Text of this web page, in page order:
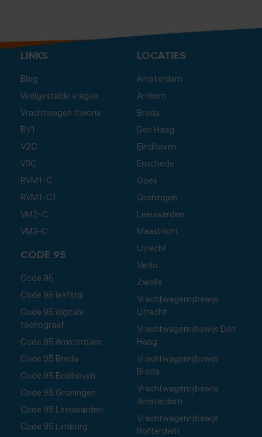
LINKS
Blog
Veelgestelde vragen
Vrachtwagen theorie
RV1
V2C
V3C
RVM1-C
RVM1-C1
VM2-C
VM3-C
CODE 95
Code 95
Code 95 leefstijl
Code 95 digitale
tachograaf
Code 95 Amsterdam
Code 95 Breda
Code 95 Eindhoven
Code 95 Groningen
Code 95 Leeuwarden
Code 95 Limburg
LOCATIES
Amsterdam
Arnhem
Breda
Den Haag
Eindhoven
Enschede
Goes
Groningen
Leeuwarden
Maastricht
Utrecht
Venlo
Zwolle
Vrachtwagenrijbewijs
Utrecht
Vrachtwagenrijbewijs Den
Haag
Vrachtwagenrijbewijs
Breda
Vrachtwagenrijbewijs
Amsterdam
Vrachtwagenrijbewijs
Rotterdam